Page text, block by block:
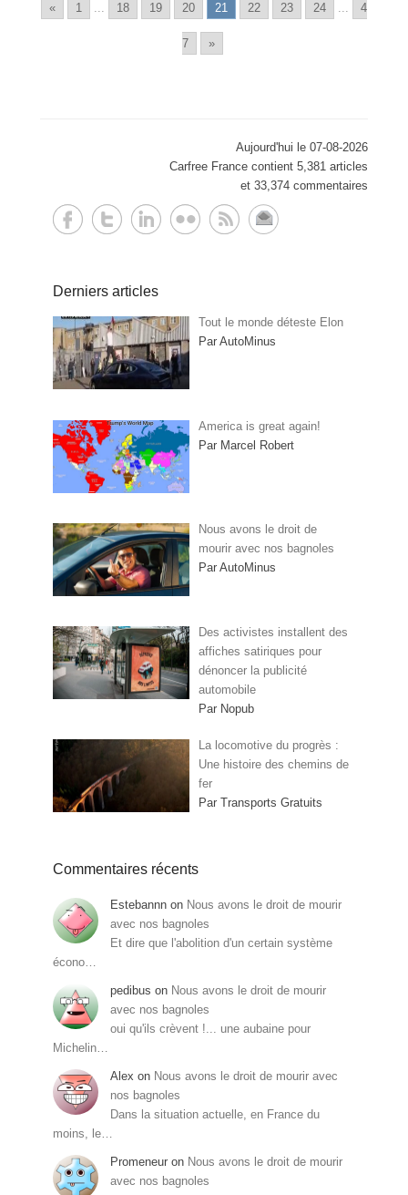
« 1 ... 18 19 20 21 22 23 24 ... 4
7 »
Aujourd'hui le 07-08-2026
Carfree France contient 5,381 articles
et 33,374 commentaires
Derniers articles
Tout le monde déteste Elon
Par AutoMinus
America is great again!
Par Marcel Robert
Nous avons le droit de
mourir avec nos bagnoles
Par AutoMinus
Des activistes installent des
affiches satiriques pour
dénoncer la publicité
automobile
Par Nopub
La locomotive du progrès :
Une histoire des chemins de
fer
Par Transports Gratuits
Commentaires récents
Estebannn on Nous avons le droit de mourir
avec nos bagnoles
Et dire que l'abolition d'un certain système
écono…
pedibus on Nous avons le droit de mourir
avec nos bagnoles
oui qu'ils crèvent !... une aubaine pour
Michelin…
Alex on Nous avons le droit de mourir avec
nos bagnoles
Dans la situation actuelle, en France du
moins, le…
Promeneur on Nous avons le droit de mourir
avec nos bagnoles